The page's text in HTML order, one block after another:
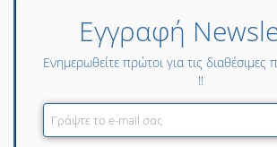
Εγγραφή
Ενημερωθείτε πρώτοι για τις
!!